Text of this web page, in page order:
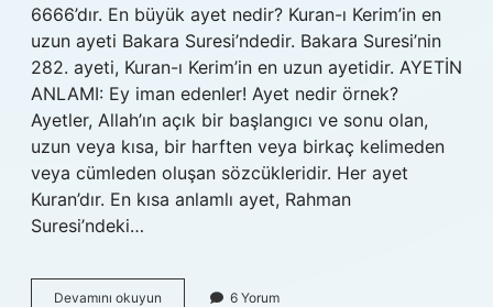
6666’dır. En büyük ayet nedir? Kuran-ı Kerim’in en
uzun ayeti Bakara Suresi’ndedir. Bakara Suresi’nin
282. ayeti, Kuran-ı Kerim’in en uzun ayetidir. AYETİN
ANLAMI: Ey iman edenler! Ayet nedir örnek?
Ayetler, Allah’ın açık bir başlangıcı ve sonu olan,
uzun veya kısa, bir harften veya birkaç kelimeden
veya cümleden oluşan sözcükleridir. Her ayet
Kuran’dır. En kısa anlamlı ayet, Rahman
Suresi’ndeki…
Devamını okuyun 6 Yorum